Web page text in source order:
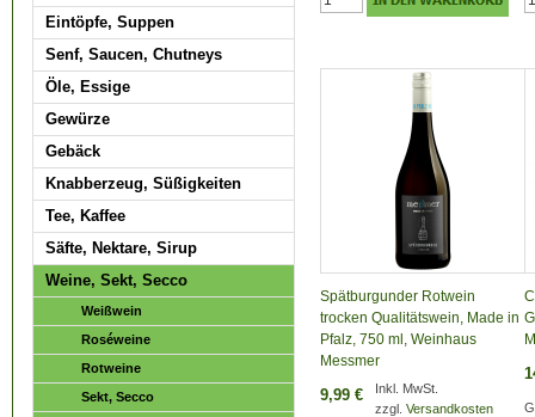
Spätburgunder Rotwein
trocken Qualitätswein, Made in
Pfalz, 750 ml, Weinhaus
Messmer
9,99 €
Inkl. MwSt.
zzgl. Versandkosten
Eintöpfe, Suppen
Senf, Saucen, Chutneys
Öle, Essige
Gewürze
Gebäck
Knabberzeug, Süßigkeiten
Tee, Kaffee
Säfte, Nektare, Sirup
Weine, Sekt, Secco
Weißwein
Roséweine
Rotweine
Sekt, Secco